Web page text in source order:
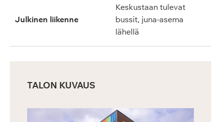
Julkinen liikenne
Keskustaan tulevat
bussit, juna-asema
lähellä
TALON KUVAUS